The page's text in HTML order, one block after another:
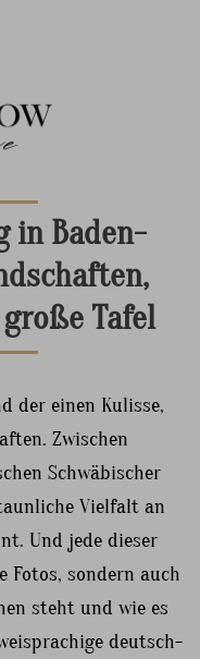
in Baden-
Tafel
der einen Kulisse,
Zwischen
Schwäbischer
Vielfalt an
Und jede dieser
sondern auch
steht und wie es
deutsch-